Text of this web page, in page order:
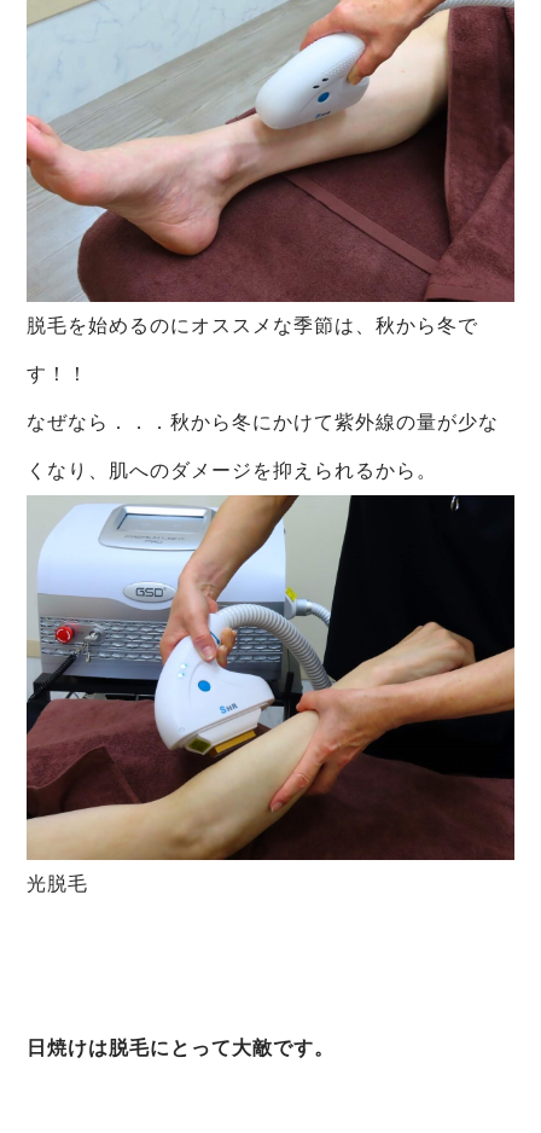
脱毛を始めるのにオススメな季節は、秋から冬で
す！！
なぜなら．．．秋から冬にかけて紫外線の量が少な
くなり、肌へのダメージを抑えられるから。
光脱毛
日焼けは脱毛にとって大敵です。